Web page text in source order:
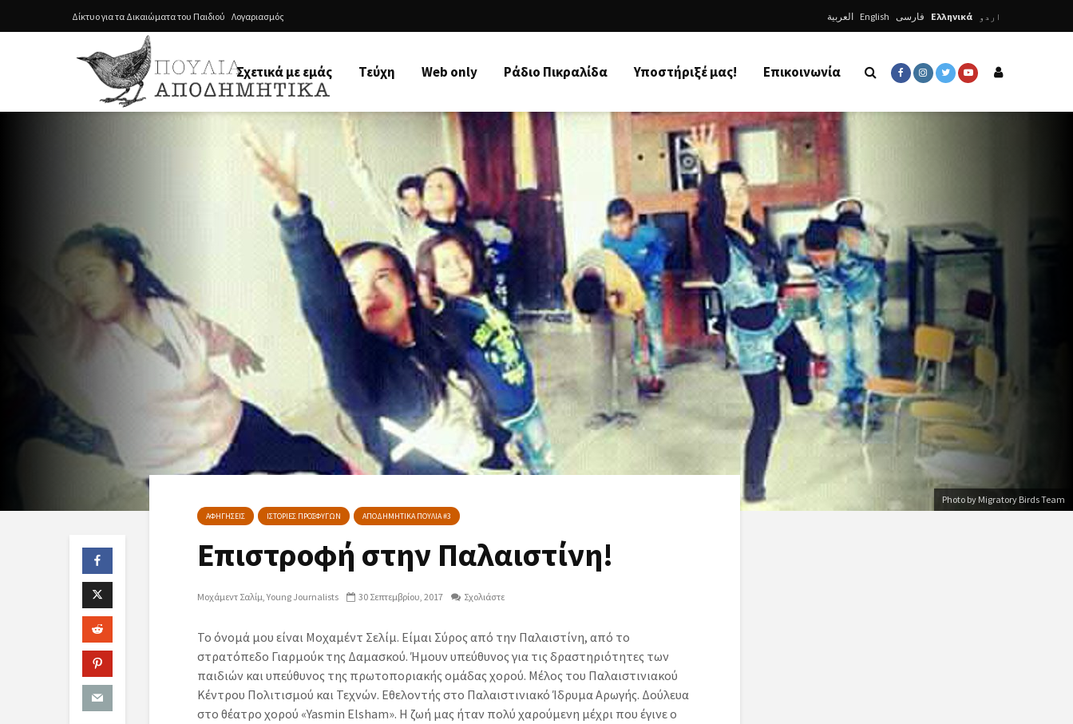
Δίκτυο για τα Δικαιώματα του Παιδιού Λογαριασμός العربية English فارسی Ελληνικά اردو
Σχετικά με εμάς Τεύχη Web only Ράδιo Πικραλίδα Υποστήριξέ μας! Επικοινωνία
Photo by Migratory Birds Team
ΑΦΗΓΗΣΕΙΣ ΙΣΤΟΡΙΕΣ ΠΡΟΣΦΥΓΩΝ ΑΠΟΔΗΜΗΤΙΚΑ ΠΟΥΛΙΑ #3
Επιστροφή στην Παλαιστίνη!
Μοχάμεντ Σαλίμ Young Journalists 30 Σεπτεμβρίου, 2017 Σχολιάστε
Το όνομά μου είναι Μοχαμέντ Σελίμ. Είμαι Σύρος από την Παλαιστίνη, από το
στρατόπεδο Γιαρμούκ της Δαμασκού. Ήμουν υπεύθυνος για τις δραστηριότητες των
παιδιών και υπεύθυνος της πρωτοποριακής ομάδας χορού. Μέλος του Παλαιστινιακού
Κέντρου Πολιτισμού και Τεχνών. Εθελοντής στο Παλαιστινιακό Ίδρυμα Αρωγής. Δούλευα
στο θέατρο χορού «Yasmin Elsham». Η ζωή μας ήταν πολύ χαρούμενη μέχρι που έγινε ο